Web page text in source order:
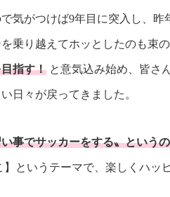
気がつけば9年目に突入し、
乗り越えてホッとしたのも束
指す！ と意気込み始め、皆さ
日々が戻ってきました。
事でサッカーをする〟という
というテーマで、楽しくハッ